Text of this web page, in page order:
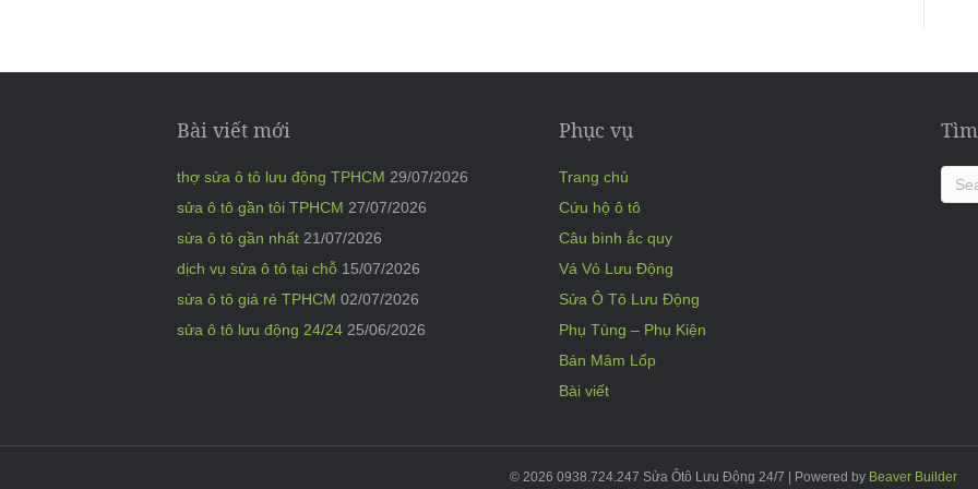
Bài viết mới
thợ sửa ô tô lưu động TPHCM 29/07/2026
sửa ô tô gần tôi TPHCM 27/07/2026
sửa ô tô gần nhất 21/07/2026
dịch vụ sửa ô tô tại chỗ 15/07/2026
sửa ô tô giá rẻ TPHCM 02/07/2026
sửa ô tô lưu động 24/24 25/06/2026
Phục vụ
Trang chủ
Cứu hộ ô tô
Câu bình ắc quy
Vá Vỏ Lưu Động
Sửa Ô Tô Lưu Động
Phụ Tùng – Phụ Kiện
Bán Mâm Lốp
Bài viết
© 2026 0938.724.247 Sửa Ôtô Lưu Động 24/7 Powered by Beaver Builder